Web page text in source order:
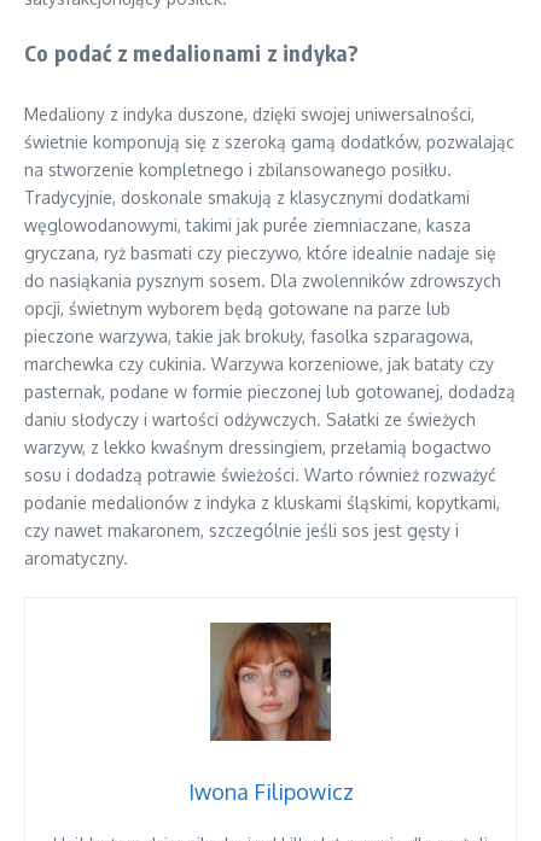
Co podać z medalionami z indyka?
Medaliony z indyka duszone, dzięki swojej uniwersalności,
świetnie komponują się z szeroką gamą dodatków, pozwalając
na stworzenie kompletnego i zbilansowanego posiłku.
Tradycyjnie, doskonale smakują z klasycznymi dodatkami
węglowodanowymi, takimi jak purée ziemniaczane, kasza
gryczana, ryż basmati czy pieczywo, które idealnie nadaje się
do nasiąkania pysznym sosem. Dla zwolenników zdrowszych
opcji, świetnym wyborem będą gotowane na parze lub
pieczone warzywa, takie jak brokuły, fasolka szparagowa,
marchewka czy cukinia. Warzywa korzeniowe, jak bataty czy
pasternak, podane w formie pieczonej lub gotowanej, dodadzą
daniu słodyczy i wartości odżywczych. Sałatki ze świeżych
warzyw, z lekko kwaśnym dressingiem, przełamią bogactwo
sosu i dodadzą potrawie świeżości. Warto również rozważyć
podanie medalionów z indyka z kluskami śląskimi, kopytkami,
czy nawet makaronem, szczególnie jeśli sos jest gęsty i
aromatyczny.
Iwona Filipowicz